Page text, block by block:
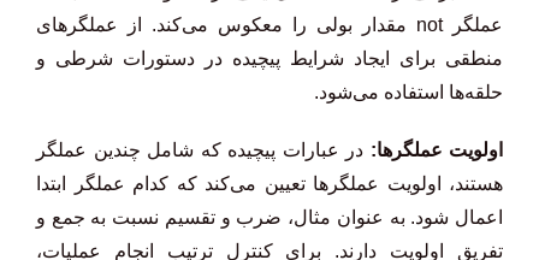
عملگر not مقدار بولی را معکوس می‌کند. از عملگرهای
منطقی برای ایجاد شرایط پیچیده در دستورات شرطی و
حلقه‌ها استفاده می‌شود.
اولویت عملگرها: در عبارات پیچیده که شامل چندین عملگر
هستند، اولویت عملگرها تعیین می‌کند که کدام عملگر ابتدا
اعمال شود. به عنوان مثال، ضرب و تقسیم نسبت به جمع و
تفریق اولویت دارند. برای کنترل ترتیب انجام عملیات،